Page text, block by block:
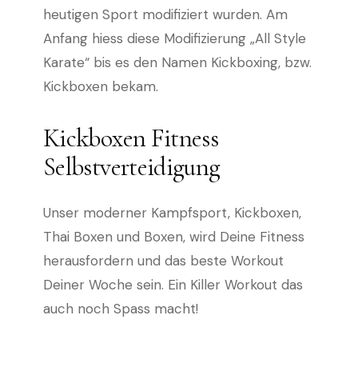
heutigen Sport modifiziert wurden. Am
Anfang hiess diese Modifizierung „All Style
Karate“ bis es den Namen Kickboxing, bzw.
Kickboxen bekam.
Kickboxen Fitness
Selbstverteidigung
Unser moderner Kampfsport, Kickboxen,
Thai Boxen und Boxen, wird Deine Fitness
herausfordern und das beste Workout
Deiner Woche sein. Ein Killer Workout das
auch noch Spass macht!